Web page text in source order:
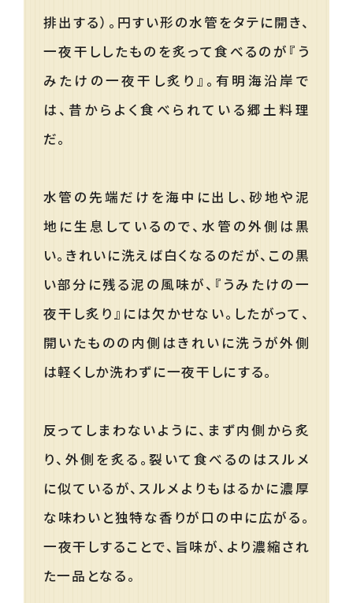
排出する）。円すい形の水管をタテに開き、
一夜干ししたものを炙って食べるのが『う
みたけの一夜干し炙り』。有明海沿岸で
は、昔からよく食べられている郷土料理
だ。
水管の先端だけを海中に出し、砂地や泥
地に生息しているので、水管の外側は黒
い。きれいに洗えば白くなるのだが、この黒
い部分に残る泥の風味が、『うみたけの一
夜干し炙り』には欠かせない。したがって、
開いたものの内側はきれいに洗うが外側
は軽くしか洗わずに一夜干しにする。
反ってしまわないように、まず内側から炙
り、外側を炙る。裂いて食べるのはスルメ
に似ているが、スルメよりもはるかに濃厚
な味わいと独特な香りが口の中に広がる。
一夜干しすることで、旨味が、より濃縮され
た一品となる。